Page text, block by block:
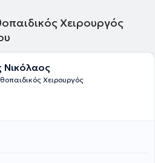
Χειρουργός
Νικόλαος
Χειρουργός